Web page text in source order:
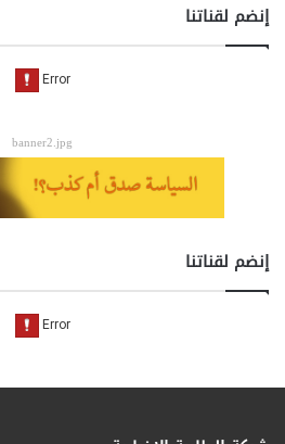
إنضم لقناتنا
banner2.jpg
إنضم لقناتنا